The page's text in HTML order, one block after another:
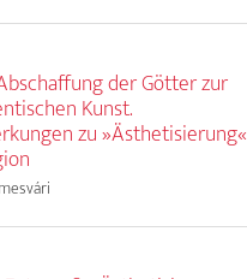
der Götter zur
Kunst.
zu »Ästhetisierung«